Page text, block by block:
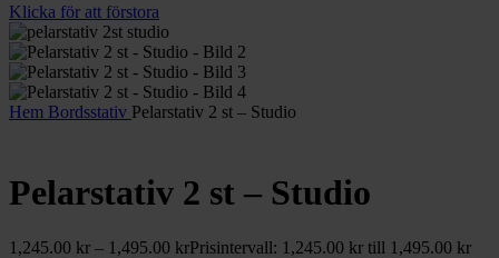
Klicka för att förstora
Hem Bordsstativ Pelarstativ 2 st – Studio
Pelarstativ 2 st – Studio
1,245.00 kr – 1,495.00 krPrisintervall: 1,245.00 kr till 1,495.00 kr